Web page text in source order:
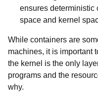
ensures deterministic
space and kernel
While containers are
machines, it is important
the kernel is the only
programs and the
why.